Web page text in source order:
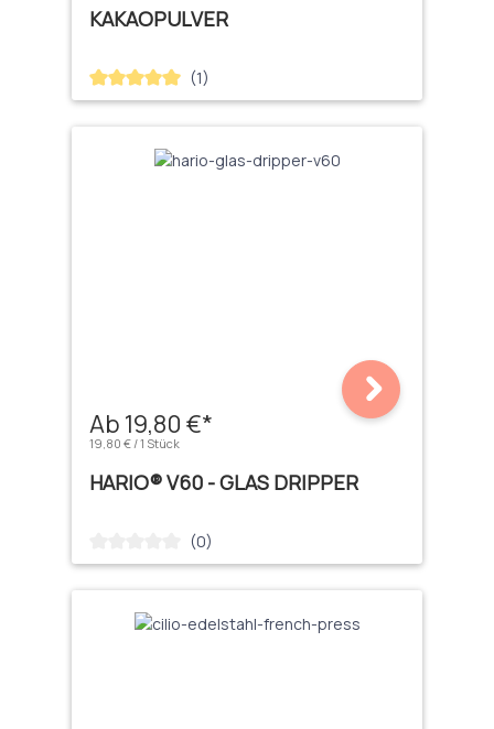
KAKAOPULVER
Durchschnittliche Bewertung von 5 von 5 Sternen
(1)
Ab 19,80 €*
19,80 € / 1 Stück
HARIO® V60 - GLAS DRIPPER
Durchschnittliche Bewertung von 0 von 5 Sternen
(0)